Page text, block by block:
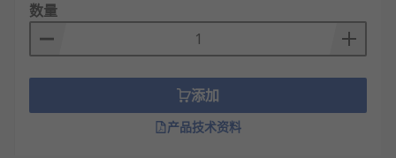
长度：1m、3m、5m、10m，可定制更长规
格，满足不同场景需求。
接头：卡侬公头（输出）、卡侬母头（输
入），接触良好，不易氧化。
屏蔽层：专业屏蔽材质，有效隔绝电磁干扰，
数量
添加
产品技术资料